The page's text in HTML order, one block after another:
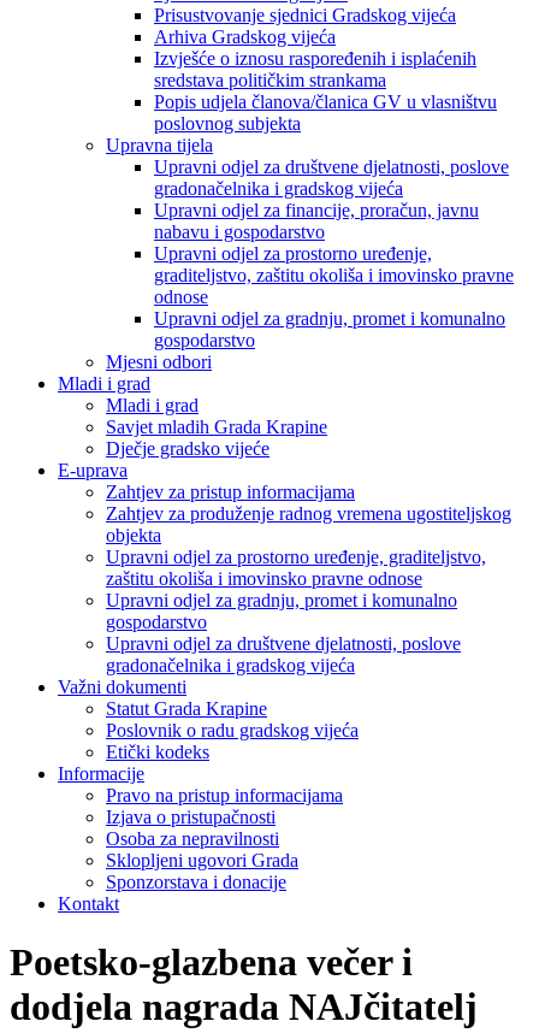
Prisustvovanje sjednici Gradskog vijeća
Arhiva Gradskog vijeća
Izvješće o iznosu raspoređenih i isplaćenih
sredstava političkim strankama
Popis udjela članova/članica GV u vlasništvu
poslovnog subjekta
Upravna tijela
Upravni odjel za društvene djelatnosti, poslove
gradonačelnika i gradskog vijeća
Upravni odjel za financije, proračun, javnu
nabavu i gospodarstvo
Upravni odjel za prostorno uređenje,
graditeljstvo, zaštitu okoliša i imovinsko pravne
odnose
Upravni odjel za gradnju, promet i komunalno
gospodarstvo
Mjesni odbori
Mladi i grad
Mladi i grad
Savjet mladih Grada Krapine
Dječje gradsko vijeće
E-uprava
Zahtjev za pristup informacijama
Zahtjev za produženje radnog vremena ugostiteljskog
objekta
Upravni odjel za prostorno uređenje, graditeljstvo,
zaštitu okoliša i imovinsko pravne odnose
Upravni odjel za gradnju, promet i komunalno
gospodarstvo
Upravni odjel za društvene djelatnosti, poslove
gradonačelnika i gradskog vijeća
Važni dokumenti
Statut Grada Krapine
Poslovnik o radu gradskog vijeća
Etički kodeks
Informacije
Pravo na pristup informacijama
Izjava o pristupačnosti
Osoba za nepravilnosti
Sklopljeni ugovori Grada
Sponzorstava i donacije
Kontakt
Poetsko-glazbena večer i
dodjela nagrada NAJčitatelj